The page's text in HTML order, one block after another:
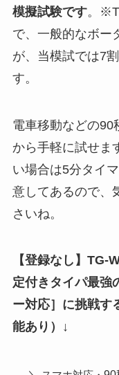
模擬試験です。
で、一般的なボー
が、当模試では7
す。
電車移動などの90
から手軽に試せま
い場合は5分タイ
意してあるので、
さいね。
【登録なし】TG-
定付きタイパ最強
ー対応］ に挑戦す
能あり）↓